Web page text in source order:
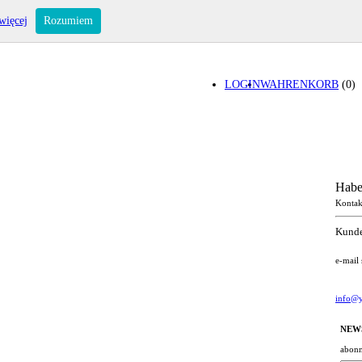
WAHRENKORB (0)
LOGIN
e-mail
Rozumiem